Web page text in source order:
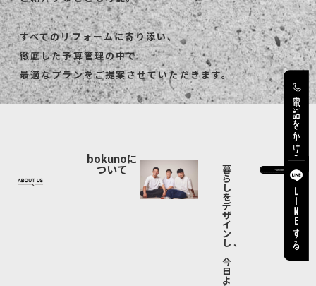
すべてのリフォームに寄り添い、
徹底した予算管理の中で
最適なプランをご提案させていただきます。
bokunoに
ついて 暮
ら
し
を
デ
ザ
イ
ン
し、
今
日
よ